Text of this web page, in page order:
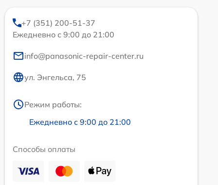
+7 (351) 200-51-37
Ежедневно с 9:00 до 21:00
info@panasonic-repair-center.ru
ул. Энгельса, 75
Режим работы:
Ежедневно с 9:00 до 21:00
Способы оплаты